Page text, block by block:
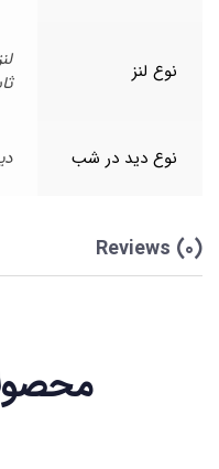
نوع لنز
نوع دید در شب
Reviews (0)